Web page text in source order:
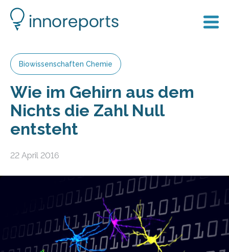
Biowissenschaften Chemie
Wie im Gehirn aus dem
Nichts die Zahl Null
entsteht
22 April 2016